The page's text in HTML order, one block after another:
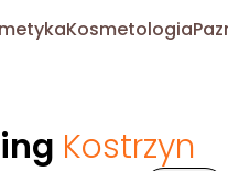
Kosmetologia
Kostrzyn